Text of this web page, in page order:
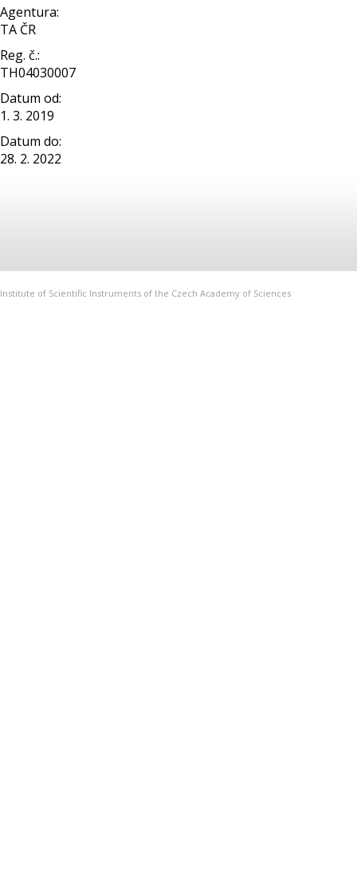
Agentura:
TA ČR
Reg. č.:
TH04030007
Datum od:
1. 3. 2019
Datum do:
28. 2. 2022
Institute of Scientific Instruments of the Czech Academy of Sciences